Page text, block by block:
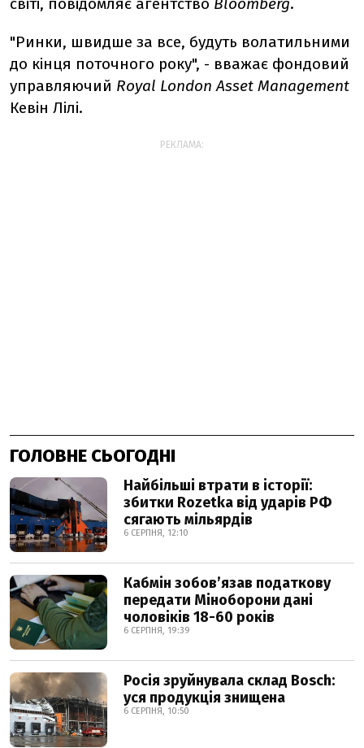
"Ринки, швидше за все, будуть волатильними
до кінця поточного року", - вважає фондовий
управляючий Royal London Asset Management
Кевін Лілі.
РЕКЛАМА:
ГОЛОВНЕ СЬОГОДНІ
Найбільші втрати в історії:
збитки Rozetka від ударів РФ
сягають мільярдів
6 СЕРПНЯ, 12:10
Кабмін зобовʼязав податкову
передати Міноборони дані
чоловіків 18-60 років
6 СЕРПНЯ, 19:39
Росія зруйнувала склад Bosch:
уся продукція знищена
6 СЕРПНЯ, 10:50